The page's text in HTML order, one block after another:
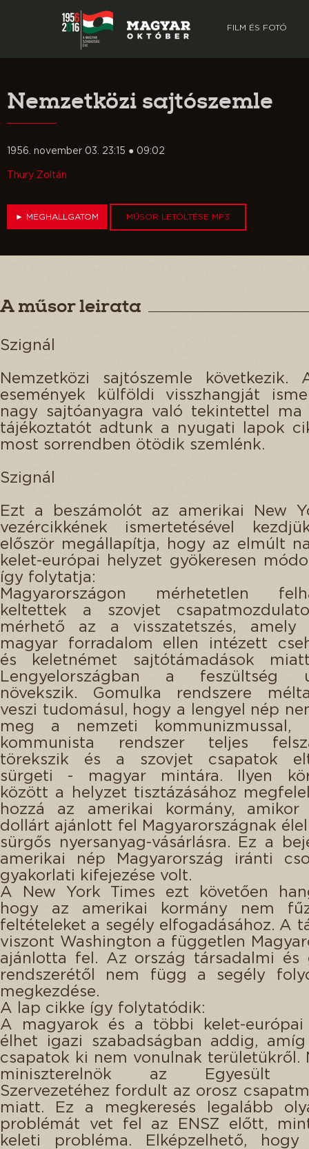
FILM ÉS FOTÓ
Nemzetközi sajtószemle
1956. november 03. 23:15 ● 09:02
Thury Zoltán
► MEGHALLGATOM MŰSOR LETÖLTÉSE MP3
A műsor leirata
Szignál
Nemzetközi sajtószemle következik.
események külföldi visszhangját
nagy sajtóanyagra való tekintettel
tájékoztatót adtunk a nyugati lapok
most sorrendben ötödik szemlénk.
Szignál
Ezt a beszámolót az amerikai New
vezércikkének ismertetésével
először megállapítja, hogy az elmúlt
kelet-európai helyzet gyökeresen
így folytatja:
Magyarországon mérhetetlen
keltettek a szovjet
mérhető az a visszatetszés, amely
magyar forradalom ellen intézett
és keletnémet sajtótámadások
Lengyelországban a feszültség
növekszik. Gomulka rendszere
veszi tudomásul, hogy a lengyel nép
meg a nemzeti kommunizmussal,
kommunista rendszer teljes
törekszik és a szovjet csapatok
sürgeti - magyar mintára. Ilyen
között a helyzet tisztázásához
hozzá az amerikai kormány,
dollárt ajánlott fel Magyarországnak
sürgős nyersanyag-vásárlásra. Ez a
amerikai nép Magyarország iránti
gyakorlati kifejezése volt.
A New York Times ezt követően
hogy az amerikai kormány nem
feltételeket a segély elfogadásához. A
viszont Washington a független
ajánlotta fel. Az ország társadalmi és
rendszerétől nem függ a segély
megkezdése.
A lap cikke így folytatódik:
A magyarok és a többi kelet-
élhet igazi szabadságban addig,
csapatok ki nem vonulnak területükről.
miniszterelnök az Egyesült
Szervezetéhez fordult az orosz
miatt. Ez a megkeresés legalább
problémát vet fel az ENSZ előtt,
keleti probléma. Elképzelhető, hogy